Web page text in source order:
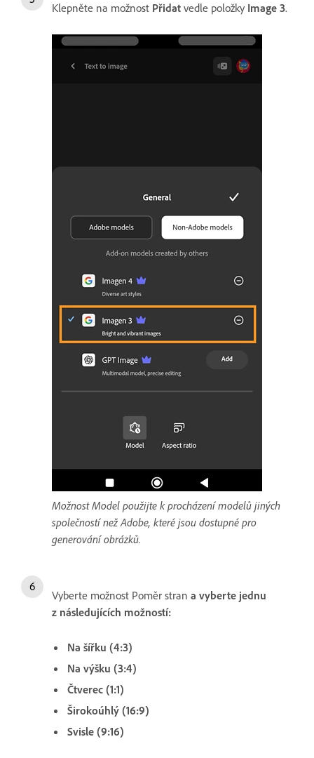
Klepněte na možnost Přidat vedle položky Image 3.
Možnost Model použijte k procházení modelů jiných
společností než Adobe, které jsou dostupné pro
generování obrázků.
Vyberte možnost Poměr stran a vyberte jednu
z následujících možností:
Na šířku (4:3)
Na výšku (3:4)
Čtverec (1:1)
Širokoúhlý (16:9)
Svisle (9:16)